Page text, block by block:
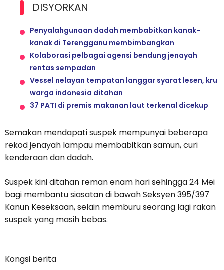
DISYORKAN
Penyalahgunaan dadah membabitkan kanak-
kanak di Terengganu membimbangkan
Kolaborasi pelbagai agensi bendung jenayah
rentas sempadan
Vessel nelayan tempatan langgar syarat lesen, kru
warga indonesia ditahan
37 PATI di premis makanan laut terkenal dicekup
Semakan mendapati suspek mempunyai beberapa
rekod jenayah lampau membabitkan samun, curi
kenderaan dan dadah.
Suspek kini ditahan reman enam hari sehingga 24 Mei
bagi membantu siasatan di bawah Seksyen 395/397
Kanun Keseksaan, selain memburu seorang lagi rakan
suspek yang masih bebas.
Kongsi berita